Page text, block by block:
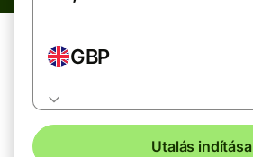
GBP
Utalás indítása